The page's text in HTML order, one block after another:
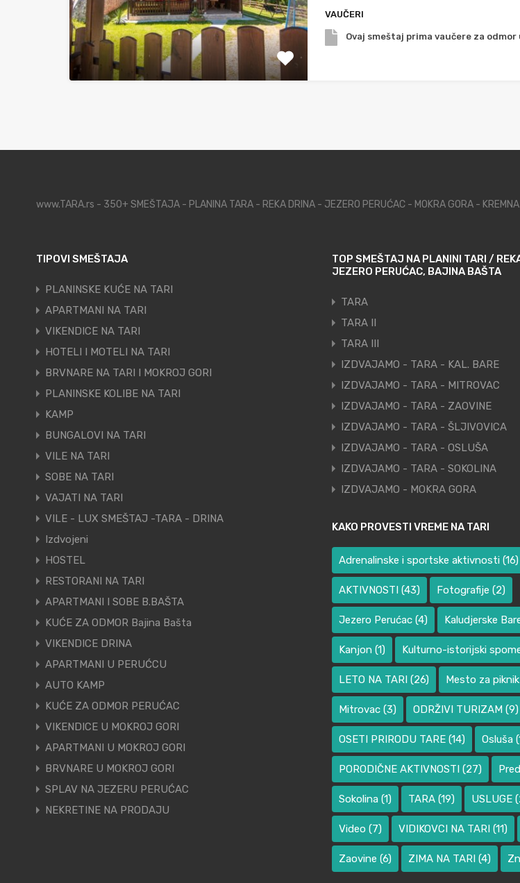
VAUČERI
Ovaj smeštaj prima vaučere za odmor
www.TARA.rs - 350+ SMEŠTAJA - PLANINA TARA - REKA DRINA - JEZERO PERUĆAC - MOKRA GORA - KREMNA
TIPOVI SMEŠTAJA
PLANINSKE KUĆE NA TARI
APARTMANI NA TARI
VIKENDICE NA TARI
HOTELI I MOTELI NA TARI
BRVNARE NA TARI I MOKROJ GORI
PLANINSKE KOLIBE NA TARI
KAMP
BUNGALOVI NA TARI
VILE NA TARI
SOBE NA TARI
VAJATI NA TARI
VILE - LUX SMEŠTAJ -TARA - DRINA
Izdvojeni
HOSTEL
RESTORANI NA TARI
APARTMANI I SOBE B.BAŠTA
KUĆE ZA ODMOR Bajina Bašta
VIKENDICE DRINA
APARTMANI U PERUĆCU
AUTO KAMP
KUĆE ZA ODMOR PERUĆAC
VIKENDICE U MOKROJ GORI
APARTMANI U MOKROJ GORI
BRVNARE U MOKROJ GORI
SPLAV NA JEZERU PERUĆAC
NEKRETINE NA PRODAJU
TOP SMEŠTAJ NA PLANINI TARI /
JEZERO PERUĆAC, BAJINA BAŠTA
TARA
TARA II
TARA III
IZDVAJAMO - TARA - KAL. BARE
IZDVAJAMO - TARA - MITROVAC
IZDVAJAMO - TARA - ZAOVINE
IZDVAJAMO - TARA - ŠLJIVOVICA
IZDVAJAMO - TARA - OSLUŠA
IZDVAJAMO - TARA - SOKOLINA
IZDVAJAMO - MOKRA GORA
KAKO PROVESTI VREME NA TARI
Adrenalinske i sportske aktivnosti (16)
AKTIVNOSTI (43) Fotografije (2)
Jezero Perućac (4) Kaludjerske
Kanjon (1) Kulturno-istorijski
LETO NA TARI (26) Mesto za piknik
Mitrovac (3) ODRŽIVI TURIZAM (9)
OSETI PRIRODU TARE (14) Osluša
PORODIČNE AKTIVNOSTI (27)
Sokolina (1) TARA (19) USLUGE
Video (7) VIDIKOVCI NA TARI (11)
Zaovine (6) ZIMA NA TARI (4)